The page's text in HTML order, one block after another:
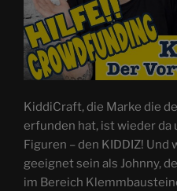
KiddiCraft, die Marke die
erfunden hat, ist wieder da
Figuren – den KIDDIZ!
geeignet sein als Johnny,
im Bereich